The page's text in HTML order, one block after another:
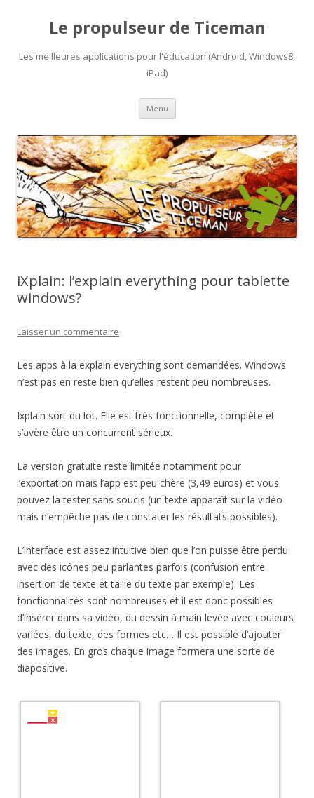
Le propulseur de Ticeman
Les meilleures applications pour l'éducation (Android, Windows8,
iPad)
Menu Aller
contenu
iXplain: l’explain everything pour tablette
windows?
Laisser un commentaire
Les apps à la explain everything sont demandées. Windows
n’est pas en reste bien qu’elles restent peu nombreuses.
Ixplain sort du lot. Elle est très fonctionnelle, complète et
s’avère être un concurrent sérieux.
La version gratuite reste limitée notamment pour
l’exportation mais l’app est peu chère (3,49 euros) et vous
pouvez la tester sans soucis (un texte apparaît sur la vidéo
mais n’empêche pas de constater les résultats possibles).
L’interface est assez intuitive bien que l’on puisse être perdu
avec des icônes peu parlantes parfois (confusion entre
insertion de texte et taille du texte par exemple). Les
fonctionnalités sont nombreuses et il est donc possibles
d’insérer dans sa vidéo, du dessin à main levée avec couleurs
variées, du texte, des formes etc… Il est possible d’ajouter
des images. En gros chaque image formera une sorte de
diapositive.